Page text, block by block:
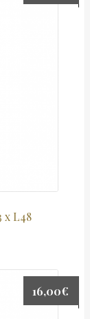
x L48
16,00€